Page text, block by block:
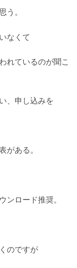
う。
なくて
れているのが聞こ
、申し込みを
がある。
ンロード推奨。
のですが